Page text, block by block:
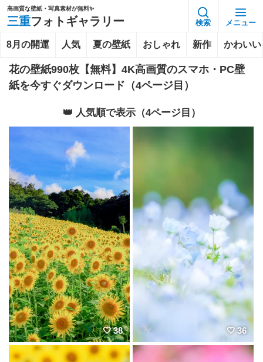
高画質な壁紙・写真素材が無料✨️
三重フォトギャラリー 検索 メニュー
8月の開運 人気 夏の壁紙 おしゃれ 新作 かわいい
花の壁紙990枚【無料】4K高画質のスマホ・PC壁
紙を今すぐダウンロード（4ページ目）
👑 人気順で表示（4ページ目）
38 36